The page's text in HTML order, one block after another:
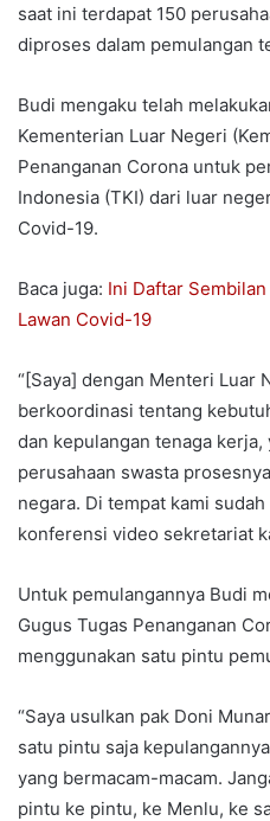
saat ini terdapat 150
diproses dalam pemulangan
Budi mengaku telah
Kementerian Luar Negeri
Penanganan Corona untuk
Indonesia (TKI) dari luar
Covid-19.
Baca juga: Ini Daftar
Lawan Covid-19
“[Saya] dengan Menteri Luar
berkoordinasi tentang
dan kepulangan tenaga
perusahaan swasta
negara. Di tempat kami
konferensi video sekretariat
Untuk pemulangannya Budi
Gugus Tugas Penanganan
menggunakan satu pintu
“Saya usulkan pak Doni
satu pintu saja
yang bermacam-macam.
pintu ke pintu, ke Menlu, ke